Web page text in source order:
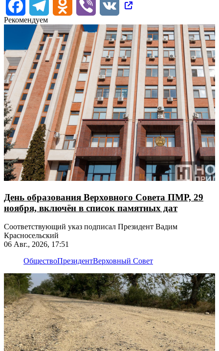
FacebookTelegram Odnoklassniki
Viber
VK
Рекомендуем
День образования Верховного Совета ПМР, 29
ноября, включён в список памятных дат
Соответствующий указ подписал Президент Вадим
Красносельский
06 Авг., 2026, 17:51
ОбществоПрезидентВерховный Совет